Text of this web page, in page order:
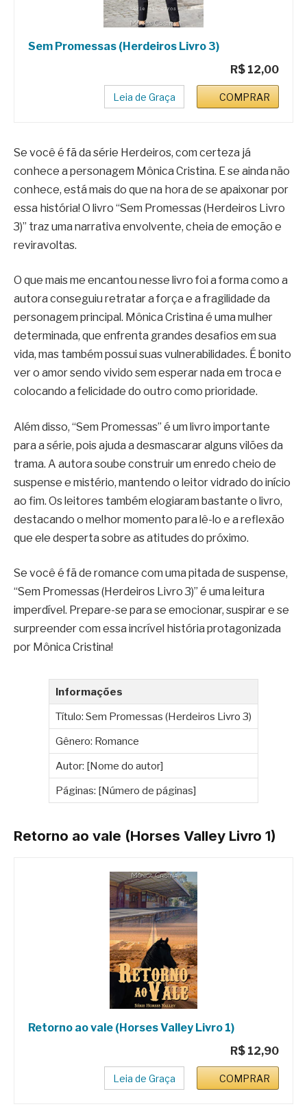
Sem Promessas (Herdeiros Livro 3)
R$ 12,00
Leia de Graça COMPRAR
Se você é fã da série Herdeiros, com certeza já
conhece a personagem Mônica Cristina. E se ainda não
conhece, está mais do que na hora de se apaixonar por
essa história! O livro “Sem Promessas (Herdeiros Livro
3)” traz uma narrativa envolvente, cheia de emoção e
reviravoltas.
O que mais me encantou nesse livro foi a forma como a
autora conseguiu retratar a força e a fragilidade da
personagem principal. Mônica Cristina é uma mulher
determinada, que enfrenta grandes desafios em sua
vida, mas também possui suas vulnerabilidades. É bonito
ver o amor sendo vivido sem esperar nada em troca e
colocando a felicidade do outro como prioridade.
Além disso, “Sem Promessas” é um livro importante
para a série, pois ajuda a desmascarar alguns vilões da
trama. A autora soube construir um enredo cheio de
suspense e mistério, mantendo o leitor vidrado do início
ao fim. Os leitores também elogiaram bastante o livro,
destacando o melhor momento para lê-lo e a reflexão
que ele desperta sobre as atitudes do próximo.
Se você é fã de romance com uma pitada de suspense,
“Sem Promessas (Herdeiros Livro 3)” é uma leitura
imperdível. Prepare-se para se emocionar, suspirar e se
surpreender com essa incrível história protagonizada
por Mônica Cristina!
Informações
Título: Sem Promessas (Herdeiros Livro 3)
Gênero: Romance
Autor: [Nome do autor]
Páginas: [Número de páginas]
Retorno ao vale (Horses Valley Livro 1)
Retorno ao vale (Horses Valley Livro 1)
R$ 12,90
Leia de Graça COMPRAR